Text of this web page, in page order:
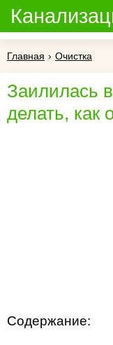
Главная › Очистка
Заилилась
делать, как
Содержание: